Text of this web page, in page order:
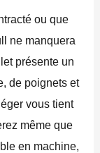
ou que
ne manquera
présente un
de poignets et
vous tient
même que
en machine,